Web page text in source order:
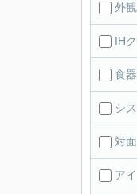
外
IH
食
シ
対
ア